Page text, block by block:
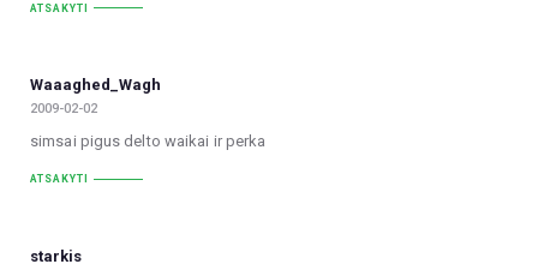
ATSAKYTI
Waaaghed_Wagh
2009-02-02
simsai pigus delto waikai ir perka
ATSAKYTI
starkis